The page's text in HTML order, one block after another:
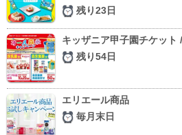
残り23日
キッザニア甲子園チケット
残り54日
エリエール商品
毎月末日